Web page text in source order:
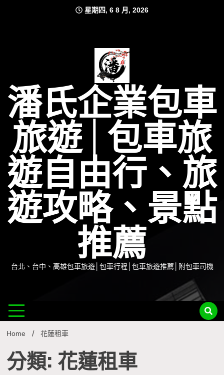
星期四, 6 8 月, 2026
潘氏企業包車
旅遊│包車旅
遊自由行、旅
遊攻略、景點
推薦
台北、台中、高雄包車旅遊│包車行程│包車旅遊推薦│附包車司機
Home 花蓮租車
分類: 花蓮租車